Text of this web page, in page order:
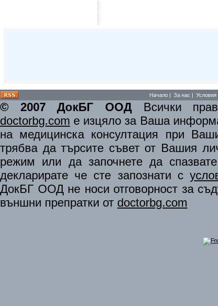
Начало | За нас | Условия
© 2007 ДокБГ ООД Всички
doctorbg.com е изцяло за Ваша
на медицинска консултация при
трябва да търсите съвет от Вашия
режим или да започнете да
декларирате че сте запознати с
ДокБГ ООД не носи отговорност за
външни препратки от doctorbg.com